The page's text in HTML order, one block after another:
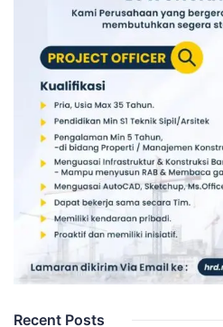
Recent Posts